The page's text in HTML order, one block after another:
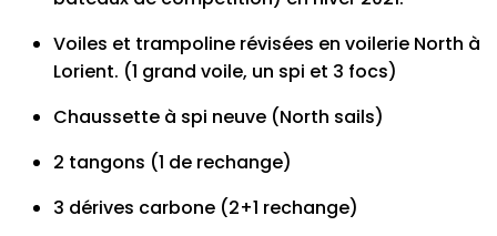
Voiles et trampoline révisées en voilerie North à
Lorient. (1 grand voile, un spi et 3 focs)
Chaussette à spi neuve (North sails)
2 tangons (1 de rechange)
3 dérives carbone (2+1 rechange)